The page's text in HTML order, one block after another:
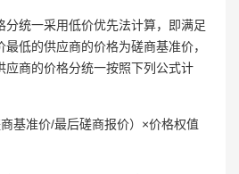
分统一采用低价优先法计算，即满足
低的供应商的价格为磋商基准价，
应商的价格分统一按照下列公式计
基准价/最后磋商报价）×价格权值